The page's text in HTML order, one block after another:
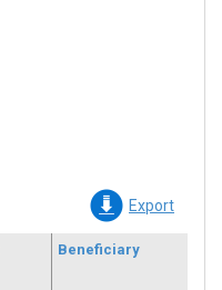
Export
Beneficiary